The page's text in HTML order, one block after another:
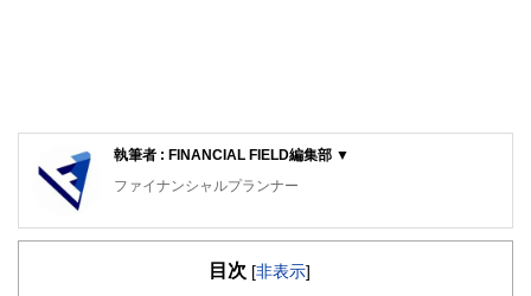
執筆者 : FINANCIAL FIELD編集部 ▼
ファイナンシャルプランナー
FinancialField編集部は、金融、経済に関する記事を、日々
知識がない方でも理解できるようわかりやすく発信していま
目次 [非表示]